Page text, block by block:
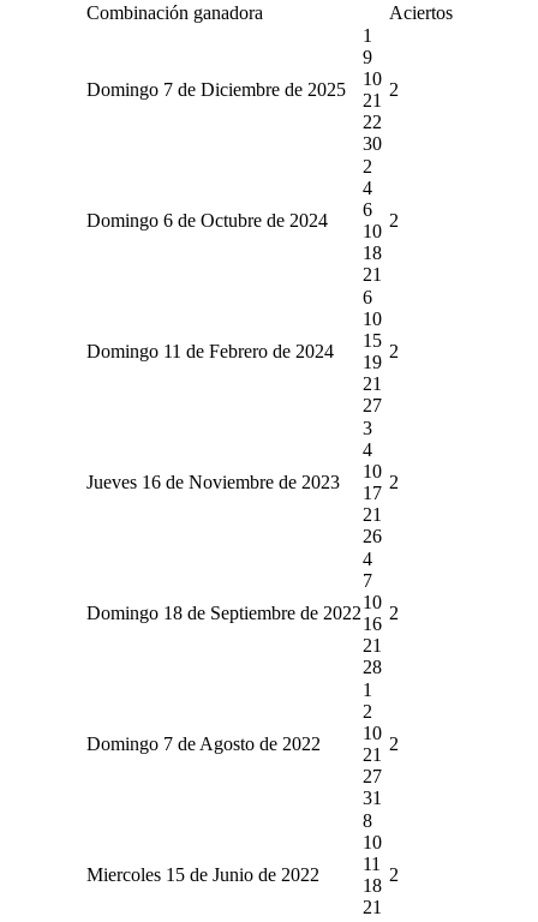
Combinación ganadora Aciertos
Domingo 7 de Diciembre de 2025
1
9
10
21
22
30
2
Domingo 6 de Octubre de 2024
2
4
6
10
18
21
2
Domingo 11 de Febrero de 2024
6
10
15
19
21
27
2
Jueves 16 de Noviembre de 2023
3
4
10
17
21
26
2
Domingo 18 de Septiembre de 2022
4
7
10
16
21
28
2
Domingo 7 de Agosto de 2022
1
2
10
21
27
31
2
Miercoles 15 de Junio de 2022
8
10
11
18
21
2